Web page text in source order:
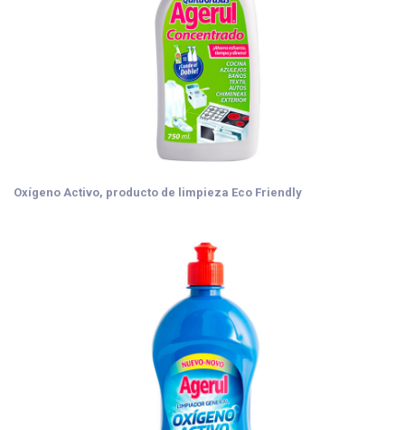
Oxígeno Activo, producto de limpieza Eco Friendly